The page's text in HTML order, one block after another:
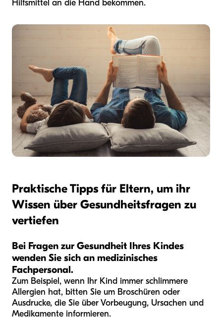
Hilfsmittel an die Hand bekommen.
Praktische Tipps für Eltern, um ihr
Wissen über Gesundheitsfragen zu
vertiefen
Bei Fragen zur Gesundheit Ihres Kindes
wenden Sie sich an medizinisches
Fachpersonal.
Zum Beispiel, wenn Ihr Kind immer schlimmere
Allergien hat, bitten Sie um Broschüren oder
Ausdrucke, die Sie über Vorbeugung, Ursachen und
Medikamente informieren.